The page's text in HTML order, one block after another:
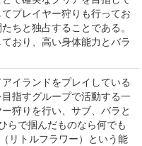
プレイヤー狩りも行ってお
ちと独占することである。
おり、高い身体能力とバラ
イランドをプレイしている
指すグループで活動する一
狩りを行い、サブ、バラと
らで掴んだものなら何でも
リトルフラワー）という能